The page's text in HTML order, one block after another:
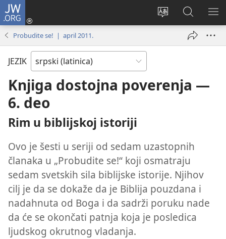
JW.ORG
Promeni
Prijava
(otvara
Pretraga
sajta
JW.ORG
Probudite se! | april 2011.
JEZIK
Knjiga dostojna poverenja —
6. deo
Rim u biblijskoj istoriji
Ovo je šesti u seriji od sedam uzastopnih
članaka u „Probudite se!“ koji osmatraju
sedam svetskih sila biblijske istorije. Njihov
cilj je da se dokaže da je Biblija pouzdana i
nadahnuta od Boga i da sadrži poruku nade
da će se okončati patnja koja je posledica
ljudskog okrutnog vladanja.